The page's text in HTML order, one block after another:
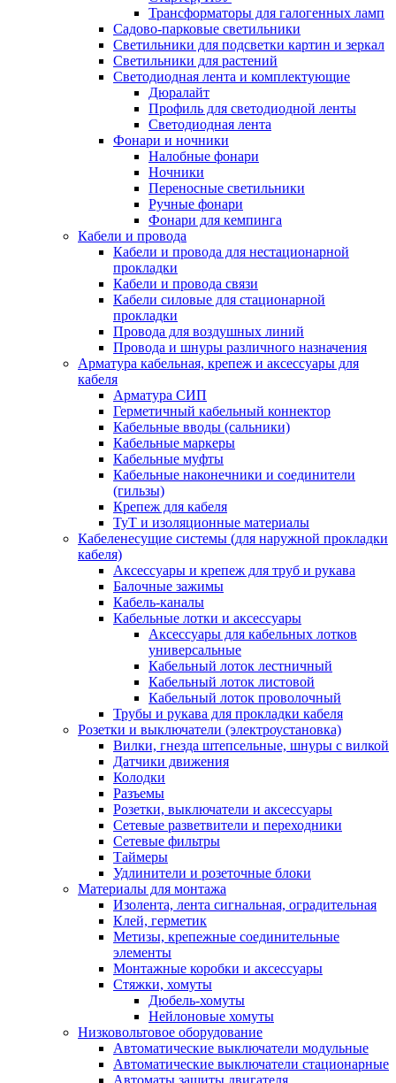
Трансформаторы для галогенных ламп
Садово-парковые светильники
Светильники для подсветки картин и зеркал
Светильники для растений
Светодиодная лента и комплектующие
Дюралайт
Профиль для светодиодной ленты
Светодиодная лента
Фонари и ночники
Налобные фонари
Ночники
Переносные светильники
Ручные фонари
Фонари для кемпинга
Кабели и провода
Кабели и провода для нестационарной
прокладки
Кабели и провода связи
Кабели силовые для стационарной
прокладки
Провода для воздушных линий
Провода и шнуры различного назначения
Арматура кабельная, крепеж и аксессуары для
кабеля
Арматура СИП
Герметичный кабельный коннектор
Кабельные вводы (сальники)
Кабельные маркеры
Кабельные муфты
Кабельные наконечники и соединители
(гильзы)
Крепеж для кабеля
ТуТ и изоляционные материалы
Кабеленесущие системы (для наружной прокладки
кабеля)
Аксессуары и крепеж для труб и рукава
Балочные зажимы
Кабель-каналы
Кабельные лотки и аксессуары
Аксессуары для кабельных лотков
универсальные
Кабельный лоток лестничный
Кабельный лоток листовой
Кабельный лоток проволочный
Трубы и рукава для прокладки кабеля
Розетки и выключатели (электроустановка)
Вилки, гнезда штепсельные, шнуры с вилкой
Датчики движения
Колодки
Разъемы
Розетки, выключатели и аксессуары
Сетевые разветвители и переходники
Сетевые фильтры
Таймеры
Удлинители и розеточные блоки
Материалы для монтажа
Изолента, лента сигнальная, оградительная
Клей, герметик
Метизы, крепежные соединительные
элементы
Монтажные коробки и аксессуары
Стяжки, хомуты
Дюбель-хомуты
Нейлоновые хомуты
Низковольтовое оборудование
Автоматические выключатели модульные
Автоматические выключатели стационарные
Автоматы защиты двигателя